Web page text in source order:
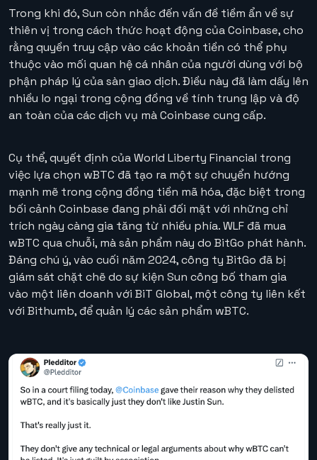
Trong khi đó, Sun còn nhắc đến vấn đề tiềm ẩn về sự
thiên vị trong cách thức hoạt động của Coinbase, cho
rằng quyền truy cập vào các khoản tiền có thể phụ
thuộc vào mối quan hệ cá nhân của người dùng với bộ
phận pháp lý của sàn giao dịch. Điều này đã làm dấy lên
nhiều lo ngại trong cộng đồng về tính trung lập và độ
an toàn của các dịch vụ mà Coinbase cung cấp.
Cụ thể, quyết định của World Liberty Financial trong
việc lựa chọn wBTC đã tạo ra một sự chuyển hướng
mạnh mẽ trong cộng đồng tiền mã hóa, đặc biệt trong
bối cảnh Coinbase đang phải đối mặt với những chỉ
trích ngày càng gia tăng từ nhiều phía. WLF đã mua
wBTC qua chuỗi, mà sản phẩm này do BitGo phát hành.
Đáng chú ý, vào cuối năm 2024, công ty BitGo đã bị
giám sát chặt chẽ do sự kiện Sun công bố tham gia
vào một liên doanh với BiT Global, một công ty liên kết
với Bithumb, để quản lý các sản phẩm wBTC.